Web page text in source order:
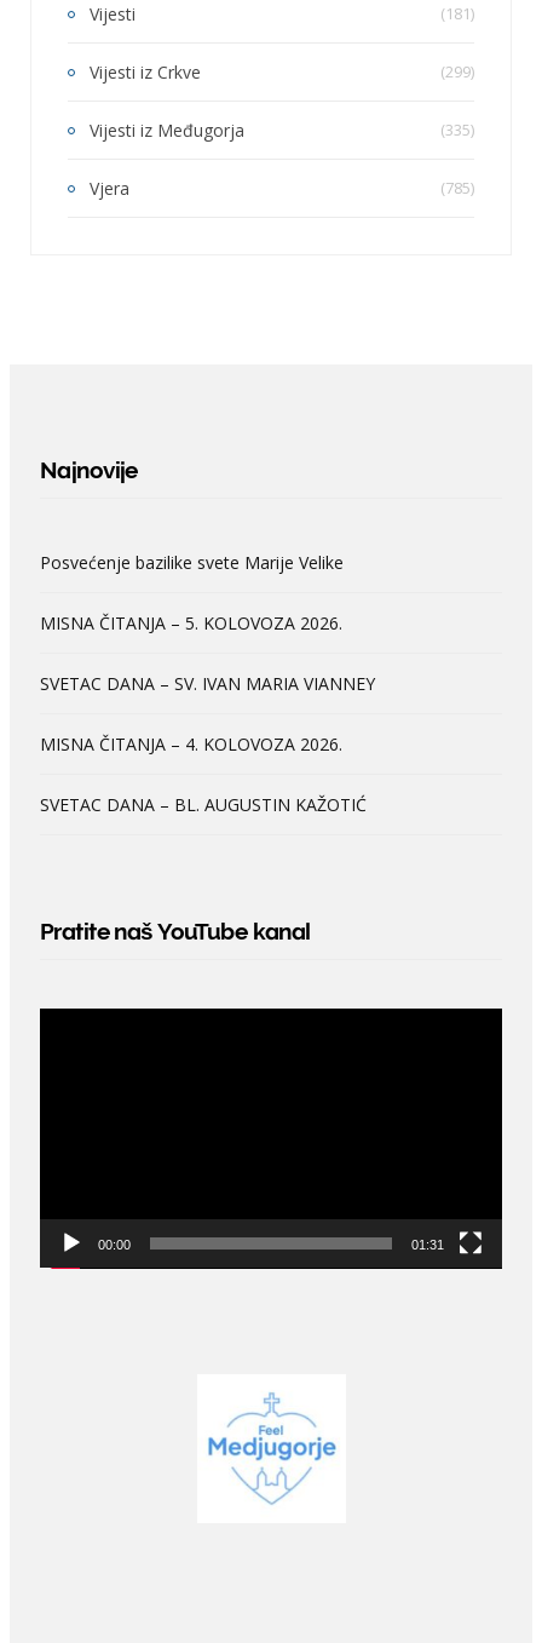
Vijesti (181)
Vijesti iz Crkve (299)
Vijesti iz Međugorja (335)
Vjera (785)
Najnovije
Posvećenje bazilike svete Marije Velike
MISNA ČITANJA – 5. KOLOVOZA 2026.
SVETAC DANA – SV. IVAN MARIA VIANNEY
MISNA ČITANJA – 4. KOLOVOZA 2026.
SVETAC DANA – BL. AUGUSTIN KAŽOTIĆ
Pratite naš YouTube kanal
00:00 01:31